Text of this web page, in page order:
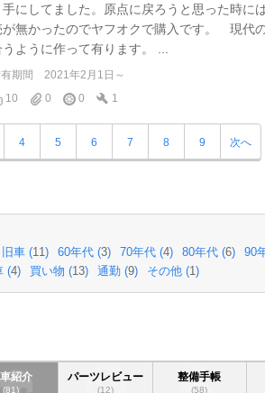
手にしてました。原点に戻ろうと思った時に
が無かったのでヤフオクで購入です。 現代
ように作って有ります。 ...
期間
2021年2月1日～
10
0 0 1
4 5 6 7 8 9 次へ
旧車 (11) 60年代 (3) 70年代 (4) 80年代 (6) 90
(4) 買い物 (13) 通勤 (9) その他 (1)
紹介
(81)
パーツレビュー
(12)
整備手帳
(58)